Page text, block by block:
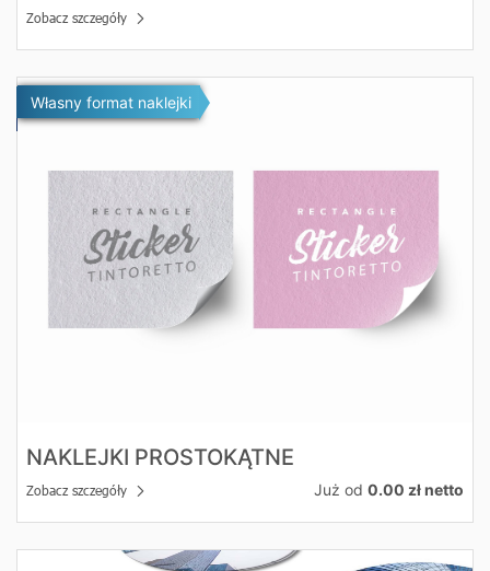
Zobacz szczegóły
Własny format naklejki
NAKLEJKI PROSTOKĄTNE
Już od 0.00 zł netto
Zobacz szczegóły
Zobacz szczegóły Naklejki prostokątne
Zobacz szczegóły Naklejki okrągłe